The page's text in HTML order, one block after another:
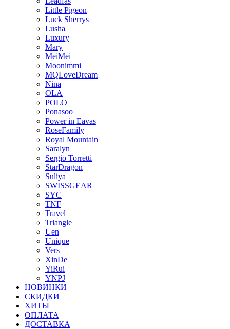
Little Pigeon
Luck Sherrys
Lusha
Luxury
Mary
MeiMei
Moonimmi
MQLoveDream
Nina
OLA
POLO
Ponasoo
Power in Eavas
RoseFamily
Royal Mountain
Saralyn
Sergio Torretti
StarDragon
Suliya
SWISSGEAR
SYC
TNF
Travel
Triangle
Uen
Unique
Vers
XinDe
YiRui
YNPJ
НОВИНКИ
СКИДКИ
ХИТЫ
ОПЛАТА
ДОСТАВКА